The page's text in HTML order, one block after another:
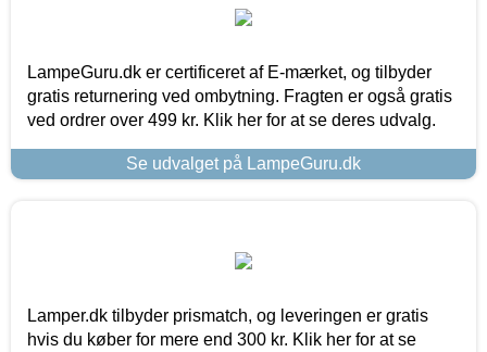
LampeGuru.dk er certificeret af E-mærket, og tilbyder
gratis returnering ved ombytning. Fragten er også gratis
ved ordrer over 499 kr. Klik her for at se deres udvalg.
Se udvalget på LampeGuru.dk
Lamper.dk tilbyder prismatch, og leveringen er gratis
hvis du køber for mere end 300 kr. Klik her for at se